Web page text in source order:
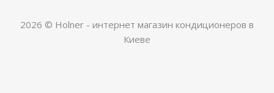
2026 © Holner - интернет магазин кондиционеров в
Киеве